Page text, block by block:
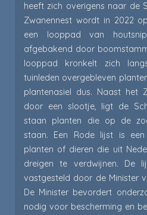
heeft zich overigens naar de
Zwanennest wordt in 2022
een looppad van
afgebakend door
looppad kronkelt zich
tuinleden overgebleven
plantenasiel dus. Naast het
door een slootje, ligt de
staan planten die op de
staan. Een Rode lijst is
planten of dieren die uit
dreigen te verdwijnen. De
vastgesteld door de Minister
De Minister bevordert
nodig voor bescherming en